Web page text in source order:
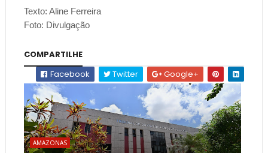
Texto: Aline Ferreira
Foto: Divulgação
COMPARTILHE
Facebook
Twitter Google+
AMAZONAS